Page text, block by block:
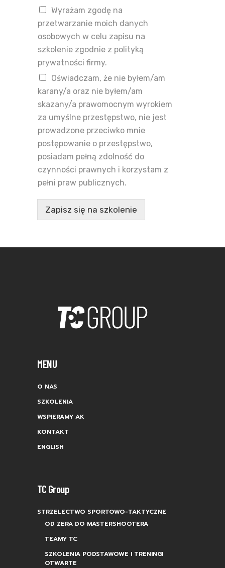
Wyrażam zgodę na
przetwarzanie moich danych
osobowych w celu zapisu na
szkolenie zgodnie z polityką
prywatności firmy.
Oświadczam, że nie byłem/am
karany/a oraz nie byłem/am
skazany/a prawomocnym wyrokiem
za umyślne przestępstwo, nie jest
prowadzone przeciwko mnie
postępowanie o przestępstwo,
posiadam pełną zdolność do
czynności prawnych i korzystam z
pełni praw publicznych.
Zapisz się na szkolenie
MENU
O NAS
SZKOLENIA
WSPIERAMY AK
KONTAKT
ENGLISH
TC Group
STRZELECTWO SPORTOWO-TAKTYCZNE
OD ZERA DO MASTERSHOOTERA
TEAMY TC
SZKOLENIA PODSTAWOWE I TRENINGI
OTWARTE